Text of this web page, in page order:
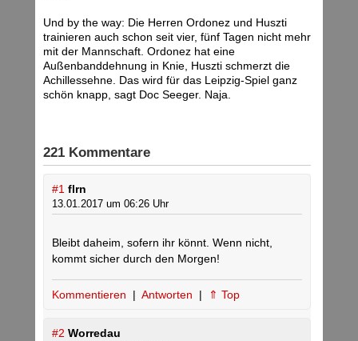
Und by the way: Die Herren Ordonez und Huszti
trainieren auch schon seit vier, fünf Tagen nicht mehr
mit der Mannschaft. Ordonez hat eine
Außenbanddehnung in Knie, Huszti schmerzt die
Achillessehne. Das wird für das Leipzig-Spiel ganz
schön knapp, sagt Doc Seeger. Naja.
221 Kommentare
#1 flrn
13.01.2017 um 06:26 Uhr
Bleibt daheim, sofern ihr könnt. Wenn nicht,
kommt sicher durch den Morgen!
Kommentieren | Antworten | ⇑ Top
#2 Worredau